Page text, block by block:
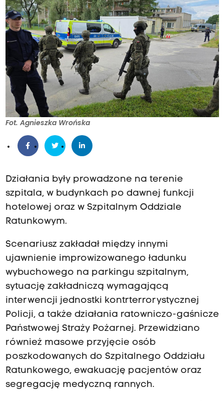
Fot. Agnieszka Wrońska
Działania były prowadzone na terenie
szpitala, w budynkach po dawnej funkcji
hotelowej oraz w Szpitalnym Oddziale
Ratunkowym.
Scenariusz zakładał między innymi
ujawnienie improwizowanego ładunku
wybuchowego na parkingu szpitalnym,
sytuację zakładniczą wymagającą
interwencji jednostki kontrterrorystycznej
Policji, a także działania ratowniczo-gaśnicze
Państwowej Straży Pożarnej. Przewidziano
również masowe przyjęcie osób
poszkodowanych do Szpitalnego Oddziału
Ratunkowego, ewakuację pacjentów oraz
segregację medyczną rannych.